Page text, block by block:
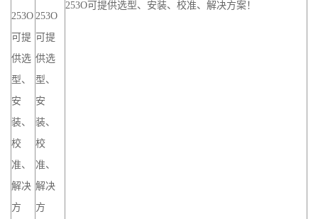
253O
可提
供选
型、
安
装、
校
准、
解决
方
253O
可提
供选
型、
安
装、
校
准、
解决
方
253O可提供选型、安装、校准、解决方案！